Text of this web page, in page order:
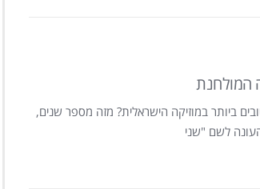
המולחנת
ביותר במוזיקה הישראלית? מזה מספר שנים,